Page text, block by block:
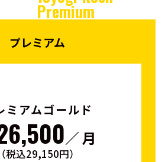
Premium
プレミアム
ミアムゴールド
／ 月
（税込29,150円）